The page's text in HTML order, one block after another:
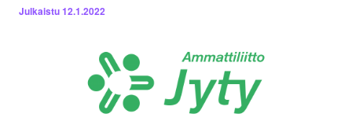
Julkaistu12.1.2022